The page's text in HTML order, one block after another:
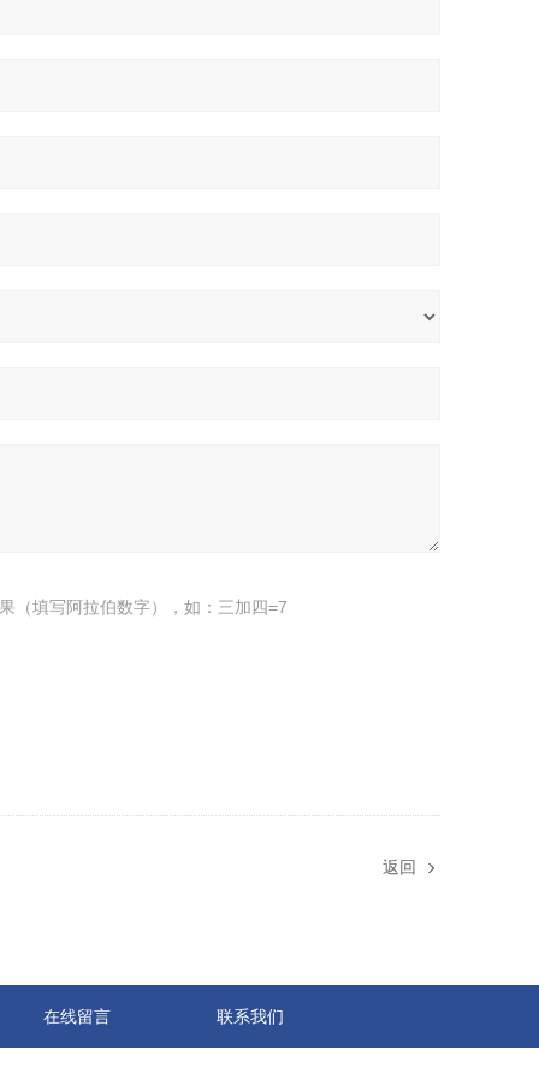
（填写阿拉伯数字），如：三加四=7
返回
在线留言 联系我们